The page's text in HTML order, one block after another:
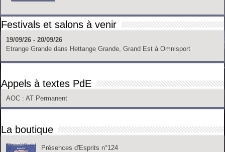
Festivals et salons à venir
19/09/26 - 20/09/26
Etrange Grande dans Hettange Grande, Grand Est à Omnisport
Appels à textes PdE
AOC : AT Permanent
La boutique
Présences d'Esprits n°124